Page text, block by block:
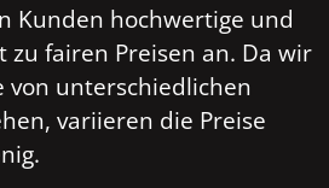
Kunden hochwertige und
zu fairen Preisen an. Da wir
von unterschiedlichen
variieren die Preise